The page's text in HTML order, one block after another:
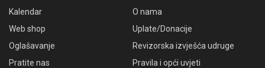
Kalendar
Web shop
Oglašavanje
Pratite nas
O nama
Uplate/Donacije
Revizorska izvješća udruge
Pravila i opći uvjeti